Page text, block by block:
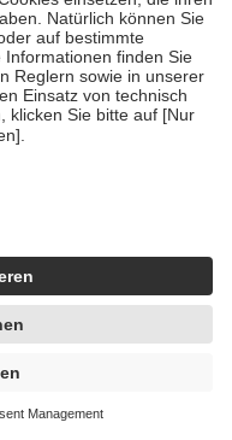
die von der
um echte Bewertungen
4419944605341
künstlicher